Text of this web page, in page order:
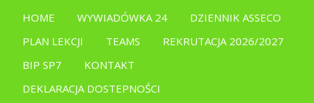
HOME WYWIADÓWKA 24
DZIENNIK ASSECO
PLAN LEKCJI
TEAMS
REKRUTACJA 2026/2027
BIP SP7
KONTAKT
DEKLARACJA DOSTEPNOŚCI